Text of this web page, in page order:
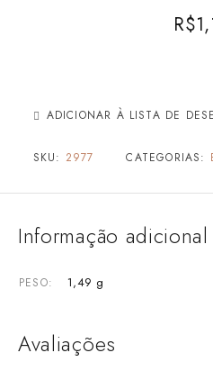
R$
ADICIONAR À LISTA DE
SKU: 2977 CATEGORIAS:
Informação adicional
PESO 1,49 g
Avaliações